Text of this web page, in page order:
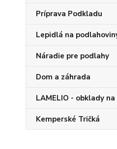
Príprava Podkladu
Lepidlá na
Náradie pre podlahy
Dom a záhrada
LAMELIO - obklady
Kemperské Tričká